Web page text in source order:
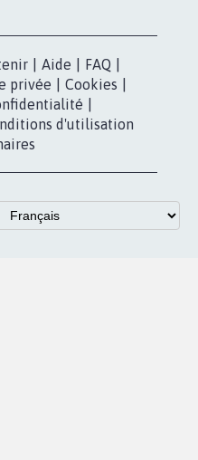
Aide FAQ
privée Cookies
d'utilisation